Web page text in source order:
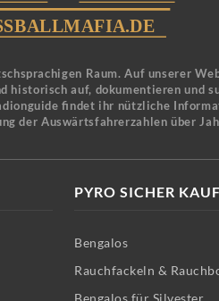
Raum. Auf unserer
auf, dokumentieren und
findet ihr nützliche
der Auswärtsfahrerzahlen über
PYRO SICHER
Bengalos
Rauchfackeln &
Bengalos für Silvester